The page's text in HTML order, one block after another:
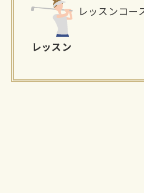
レッスン
レッスンコー